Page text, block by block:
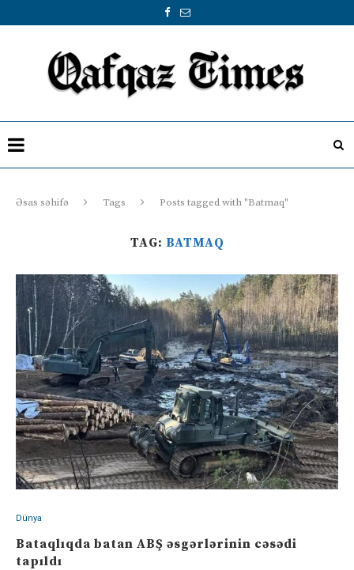
Əsas səhifə Tags Posts tagged with "Batmaq"
TAG: BATMAQ
Dünya
Bataqlıqda batan ABŞ əsgərlərinin cəsədi
tapıldı